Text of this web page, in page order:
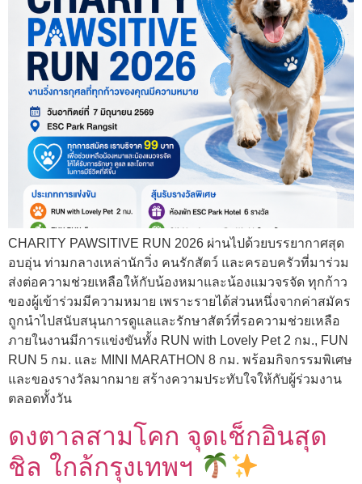
CHARITY PAWSITIVE RUN 2026 ผ่านไปด้วยบรรยากาศสุด
อบอุ่น ท่ามกลางเหล่านักวิ่ง คนรักสัตว์ และครอบครัวที่มาร่วม
ส่งต่อความช่วยเหลือให้กับน้องหมาและน้องแมวจรจัด ทุกก้าว
ของผู้เข้าร่วมมีความหมาย เพราะรายได้ส่วนหนึ่งจากค่าสมัคร
ถูกนำไปสนับสนุนการดูแลและรักษาสัตว์ที่รอความช่วยเหลือ
ภายในงานมีการแข่งขันทั้ง RUN with Lovely Pet 2 กม., FUN
RUN 5 กม. และ MINI MARATHON 8 กม. พร้อมกิจกรรมพิเศษ
และของรางวัลมากมาย สร้างความประทับใจให้กับผู้ร่วมงาน
ตลอดทั้งวัน
ดงตาลสามโคก จุดเช็กอินสุด
ชิล ใกล้กรุงเทพฯ